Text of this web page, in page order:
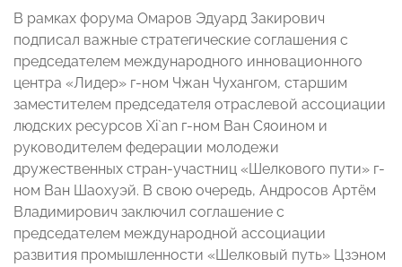
В рамках форума Омаров Эдуард Закирович
подписал важные стратегические соглашения с
председателем международного инновационного
центра «Лидер» г-ном Чжан Чухангом, старшим
заместителем председателя отраслевой ассоциации
людских ресурсов Xi`an г-ном Ван Сяоином и
руководителем федерации молодежи
дружественных стран-участниц «Шелкового пути» г-
ном Ван Шаохуэй. В свою очередь, Андросов Артём
Владимирович заключил соглашение с
председателем международной ассоциации
развития промышленности «Шелковый путь» Цзэном